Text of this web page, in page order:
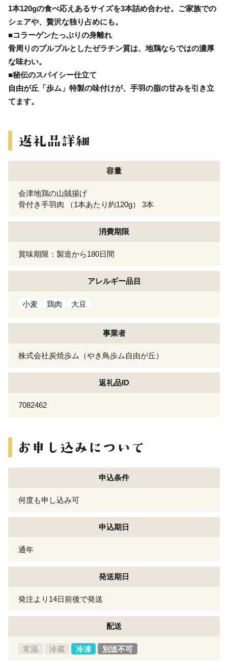
1本120gの食べ応えあるサイズを3本詰め合わせ。ご家族での
シェアや、贅沢な独り占めにも。
■コラーゲンたっぷりの身離れ
骨周りのプルプルとしたゼラチン質は、地鶏ならではの濃厚
な味わい。
■秘伝のスパイシー仕立て
自由が丘「歩ム」特製の味付けが、手羽の脂の甘みを引き立
てます。
容量
会津地鶏の山賊揚げ
骨付き手羽肉 （1本あたり約120g） 3本
消費期限
賞味期限：製造から180日間
アレルギー品目
小麦 鶏肉 大豆
事業者
株式会社炭焼歩ム（やき鳥歩ム自由が丘）
返礼品ID
7082462
申込条件
何度も申し込み可
申込期日
通年
発送期日
発注より14日前後で発送
配送
常温 冷蔵 冷凍 別送不可